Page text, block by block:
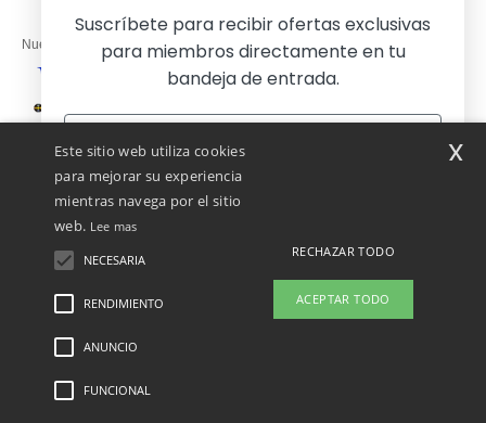
Nuestros socios financieros
Menciones Legales-
Este sitio web utiliza cookies
para mejorar su experiencia
mientras navega por el sitio
web. Lee mas
NECESARIA
RENDIMIENTO
ANUNCIO
FUNCIONAL
RECHAZAR TODO
ACEPTAR TODO
x
Suscríbete para recibir ofertas exclusivas
para miembros directamente en tu
bandeja de entrada.
Sí, ¡quiero pagar menos!
No gracias, quiero pagar más